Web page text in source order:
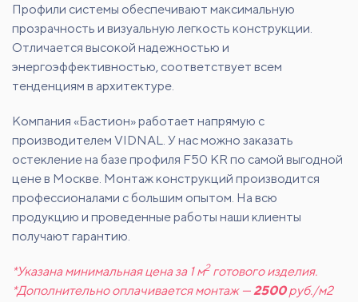
Профили системы обеспечивают максимальную
прозрачность и визуальную легкость конструкции.
Отличается высокой надежностью и
энергоэффективностью, соответствует всем
тенденциям в архитектуре.
Компания «Бастион» работает напрямую с
производителем VIDNAL. У нас можно заказать
остекление на базе профиля F50 KR по самой выгодной
цене в Москве. Монтаж конструкций производится
профессионалами с большим опытом. На всю
продукцию и проведенные работы наши клиенты
получают гарантию.
*Указана минимальная цена за 1 м2готового изделия.
*Дополнительно оплачивается монтаж — 2500руб./м2